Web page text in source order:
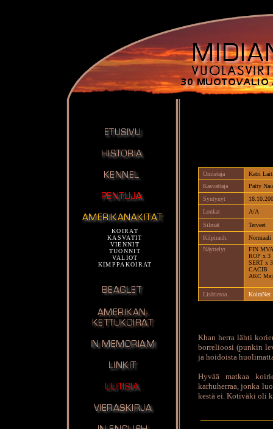
KOIRAT
KASVATIT
VIENNIT
TUONNIT
VALIOT
KIMPPAKOIRAT
Omistaja
Katri
Kasvattaja
Patty
Syntynyt
Lonkat
A/A
Silmät
Terveet
Kilpirauh.
Normaali
Näyttelyt
FIN MVA
ROP x 3
SERT x 3
CACIB
AKC
Lisätietoa KoiraNet
Khan herra lähti
borrelioosi (punkin
ja hoidoista
Hyvää matkaa
karhuherraa, jonka
kestä ei. Kotiväki oli